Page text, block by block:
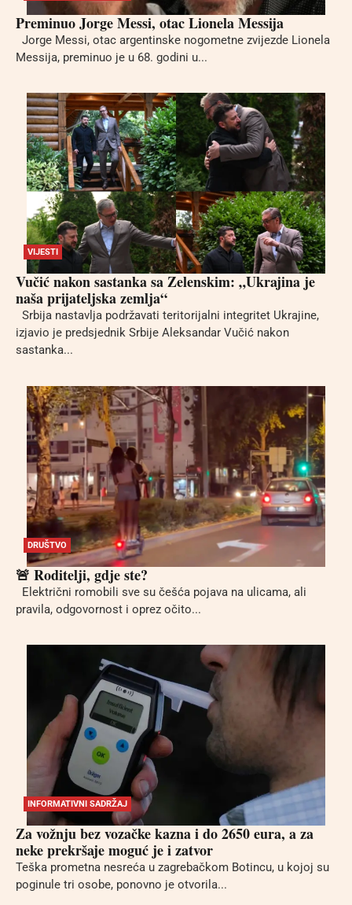
Preminuo Jorge Messi, otac Lionela Messija
Jorge Messi, otac argentinske nogometne zvijezde Lionela
Messija, preminuo je u 68. godini u...
VIJESTI
Vučić nakon sastanka sa Zelenskim: „Ukrajina je
naša prijateljska zemlja“
Srbija nastavlja podržavati teritorijalni integritet Ukrajine,
izjavio je predsjednik Srbije Aleksandar Vučić nakon
sastanka...
DRUŠTVO
🚨 Roditelji, gdje ste?
Električni romobili sve su češća pojava na ulicama, ali
pravila, odgovornost i oprez očito...
INFORMATIVNI SADRŽAJ
Za vožnju bez vozačke kazna i do 2650 eura, a za
neke prekršaje moguć je i zatvor
Teška prometna nesreća u zagrebačkom Botincu, u kojoj su
poginule tri osobe, ponovno je otvorila...